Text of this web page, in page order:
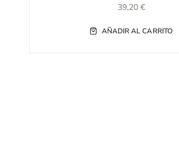
39,20 €
AÑADIR AL CARRITO